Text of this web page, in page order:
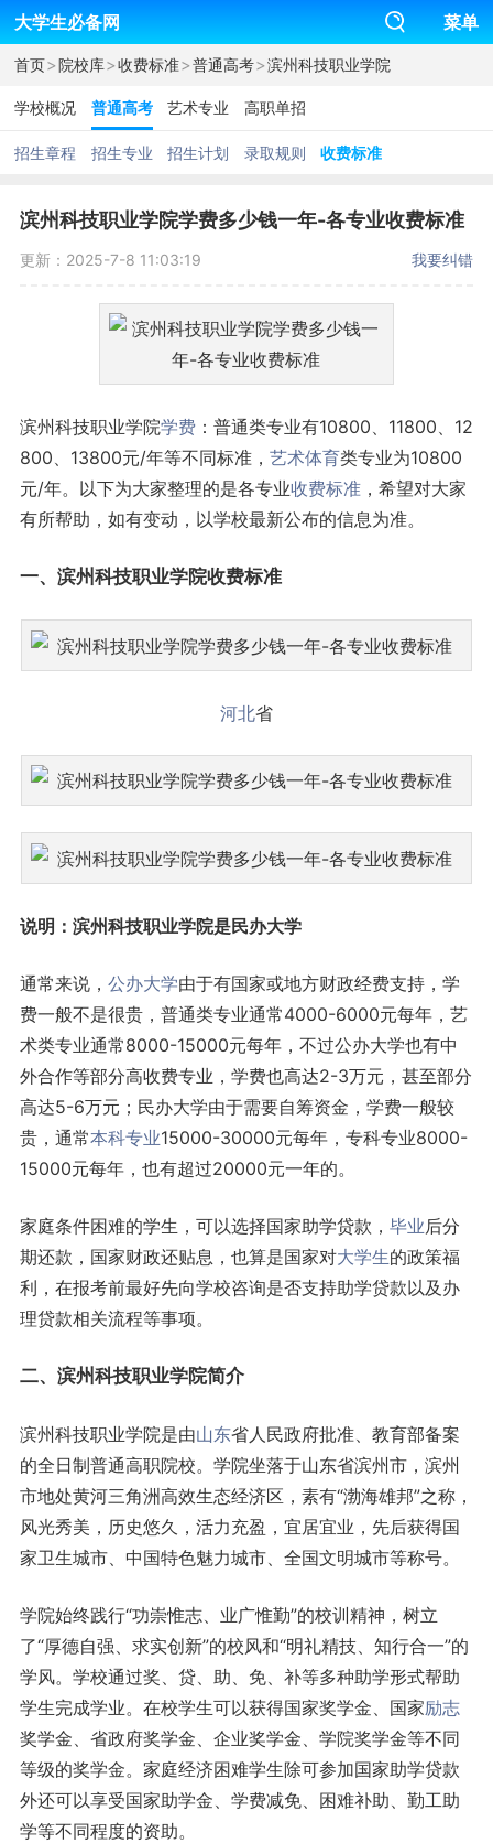
大学生必备网 菜单
首页>院校库>收费标准>普通高考>滨州科技职业学院
学校概况 普通高考 艺术专业 高职单招
招生章程 招生专业 招生计划 录取规则 收费标准
滨州科技职业学院学费多少钱一年-各专业收费标准
更新：2025-7-8 11:03:19 我要纠错
滨州科技职业学院学费：普通类专业有10800、11800、12
800、13800元/年等不同标准， 艺术体育类专业为10800
元/年。以下为大家整理的是各专业收费标准，希望对大家
有所帮助，如有变动，以学校最新公布的信息为准。
一、滨州科技职业学院收费标准
河北省
说明： 滨州科技职业学院是民办大学
通常来说， 公办大学由于有国家或地方财政经费支持，学
费一般不是很贵，普通类专业通常4000-6000元每年，艺
术类专业通常8000-15000元每年，不过公办大学也有中
外合作等部分高收费专业，学费也高达2-3万元，甚至部分
高达5-6万元；民办大学由于需要自筹资金，学费一般较
贵，通常本科专业15000-30000元每年，专科专业8000-
15000元每年，也有超过20000元一年的。
家庭条件困难的学生，可以选择国家助学贷款， 毕业后分
期还款，国家财政还贴息，也算是国家对大学生的政策福
利，在报考前最好先向学校咨询是否支持助学贷款以及办
理贷款相关流程等事项。
二、滨州科技职业学院简介
滨州科技职业学院是由山东省人民政府批准、教育部备案
的全日制普通高职院校。学院坐落于山东省滨州市，滨州
市地处黄河三角洲高效生态经济区，素有“渤海雄邦”之称，
风光秀美，历史悠久，活力充盈，宜居宜业，先后获得国
家卫生城市、中国特色魅力城市、全国文明城市等称号。
学院始终践行“功崇惟志、业广惟勤”的校训精神，树立
了“厚德自强、求实创新”的校风和“明礼精技、知行合一”的
学风。学校通过奖、贷、助、免、补等多种助学形式帮助
学生完成学业。在校学生可以获得国家奖学金、国家励志
奖学金、省政府奖学金、企业奖学金、学院奖学金等不同
等级的奖学金。家庭经济困难学生除可参加国家助学贷款
外还可以享受国家助学金、学费减免、困难补助、勤工助
学等不同程度的资助。